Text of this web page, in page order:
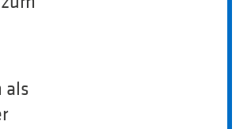
als